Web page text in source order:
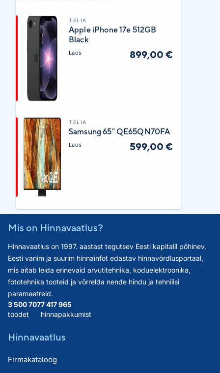
TELIA
Apple iPhone 17e 512GB
Black
Laos 899,00 €
TELIA
Samsung 65" QE65QN70FA
Laos 599,00 €
Mis on Hinnavaatlus?
Hinnavaatlus on 1997. aastast tegutsev Eesti kapitalil põhinev,
Eesti vanim ja suurim hinnainfot edastav hinnavõrdlusportaal,
mis aitab leida erinevaid arvutitehnika, koduelektroonika,
fototehnika tooteid ja võrrelda nende hindu ja tehnilisi
parameetreid.
3 500 707
toodet
7 417 965
hinnapakkumist
Hinnavaatlus
Firmakataloog